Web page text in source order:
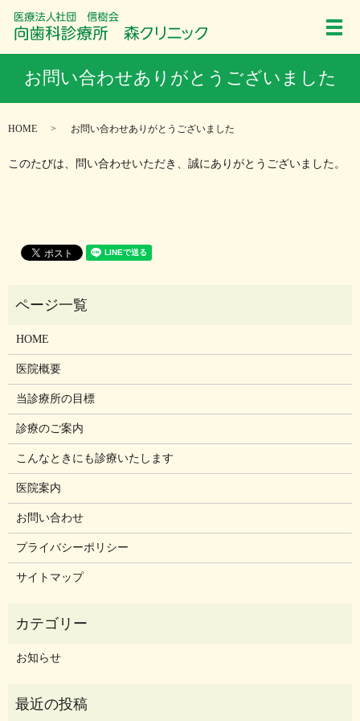
メ
お問い合わせありがとうございました
HOME お問い合わせありがとうございました
このたびは、問い合わせいただき、誠にありがとうございました。
HOME
医院概要
当診療所の目標
診療のご案内
こんなときにも診療いたします
医院案内
お問い合わせ
プライバシーポリシー
サイトマップ
お知らせ